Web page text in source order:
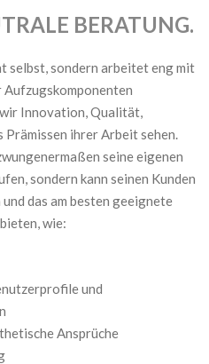
BERATUNG.
sondern arbeitet eng mit
Innovation, Qualität,
Prämissen ihrer Arbeit sehen.
seine eigenen
sondern kann seinen Kunden
das am besten geeignete
wie:
und
Ansprüche